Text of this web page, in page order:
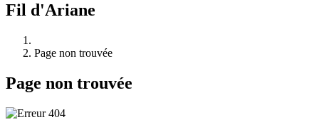
Fil d'Ariane
Page non trouvée
Page non trouvée